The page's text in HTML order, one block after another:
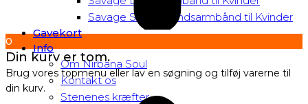
Savage Slangeskindsarmbånd til Kvinder
Gavekort
Info
Om Nirbana Soul
Kontakt os
Stenenes kræfter
0
Din kurv er tom.
Brug vores topmenu eller lav en søgning og tilføj varerne til
din kurv.